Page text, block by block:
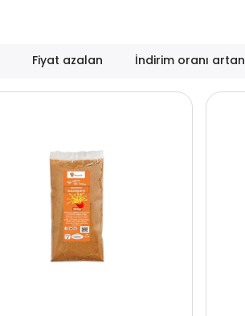
Fiyat azalan İndirim oranı artan